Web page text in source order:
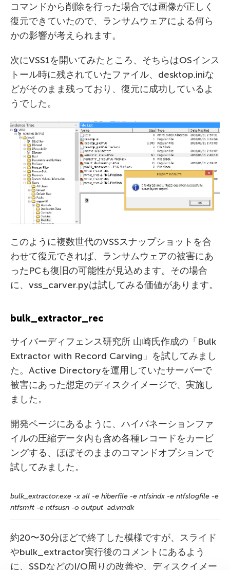
コマンドから削除を行った場合では画像が正しく
復元できていたので、ランサムウェアによる何ら
かの影響が考えられます。
次にVSS1を開いてみたところ、そちらはOSインス
トール時に残されていたファイル、desktop.iniな
どがそのまま残っており、復元に成功しているよ
うでした。
このように複数世代のVSSスナップショットを合
わせて復元できれば、ランサムウェアの被害にあ
ったPCも復旧の可能性が見込めます。その場合
に、vss_carver.pyは試してみる価値があります。
bulk_extractor_rec
サイバーディフェンス研究所 山崎氏作成の「Bulk
Extractor with Record Carving」を試してみまし
た。Active Directoryを運用していたサーバーで
被害にあった想定のディスクイメージで、実施し
ました。
開発ページにあるように、ハイバネーションファ
イルの圧縮データ内も含め各種レコードをカービ
ングする、ほぼそのままのコマンドオプションで
試してみました。
bulk_extractor.exe -x all -e hiberfile -e ntfsindx -e ntfslogfile -e
ntfsmft -e ntfsusn -o output ad.vmdk
約20〜30分ほどで終了した模様ですが、スライド
やbulk_extractor実行後のコメントにあるよう
に、SSDなどのI/O周りの改善や、ディスクイメー